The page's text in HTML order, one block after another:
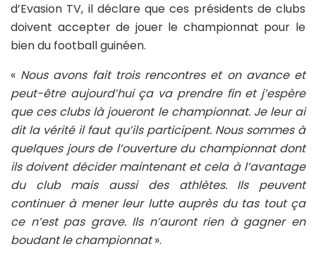
d’Evasion TV, il déclare que ces présidents de clubs
doivent accepter de jouer le championnat pour le
bien du football guinéen.
« Nous avons fait trois rencontres et on avance et
peut-être aujourd’hui ça va prendre fin et j’espère
que ces clubs là joueront le championnat. Je leur ai
dit la vérité il faut qu’ils participent. Nous sommes à
quelques jours de l’ouverture du championnat dont
ils doivent décider maintenant et cela à l’avantage
du club mais aussi des athlètes. Ils peuvent
continuer à mener leur lutte auprès du tas tout ça
ce n’est pas grave. Ils n’auront rien à gagner en
boudant le championnat».